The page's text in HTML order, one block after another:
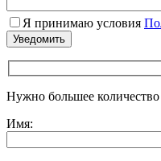
Я принимаю условия
Нужно большее количество
Имя: